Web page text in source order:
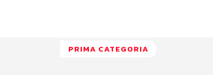
PRIMA CATEGORIA